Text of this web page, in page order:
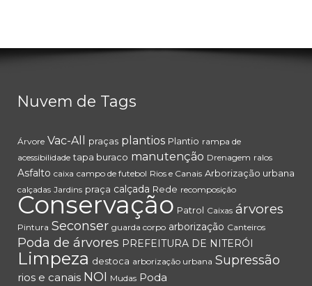
Nuvem de Tags
Árvore Vac-All praças plantios Plantio rampa de
acessibilidade tapa buraco manutenção Drenagem ralos
Asfalto caixa campo de futebol Rios e Canais Arborização urbana
calçadas Jardins praça calçada Rede recomposição
Conservação Patrol Caixas árvores
Pintura Seconser guarda corpo arborização Canteiros
Poda de árvores PREFEITURA DE NITERÓI
Limpeza destoca arborização urbana Supressão
rios e canais NOI Mudas Poda